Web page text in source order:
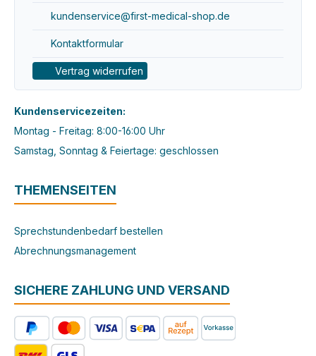
kundenservice@first-medical-shop.de
Kontaktformular
Vertrag widerrufen
Kundenservicezeiten:
Montag - Freitag: 8:00-16:00 Uhr
Samstag, Sonntag & Feiertage: geschlossen
THEMENSEITEN
Sprechstundenbedarf bestellen
Abrechnungsmanagement
SICHERE ZAHLUNG UND VERSAND